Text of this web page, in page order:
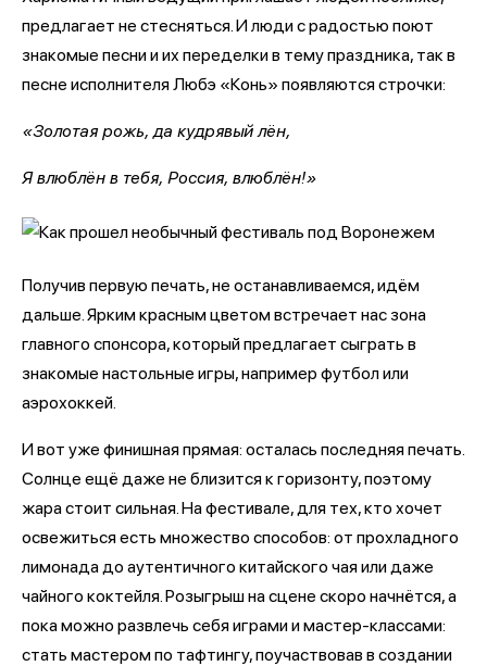
предлагает не стесняться. И люди с радостью поют
знакомые песни и их переделки в тему праздника, так в
песне исполнителя Любэ «Конь» появляются строчки:
«Золотая рожь, да кудрявый лён,
Я влюблён в тебя, Россия, влюблён!»
Получив первую печать, не останавливаемся, идём
дальше. Ярким красным цветом встречает нас зона
главного спонсора, который предлагает сыграть в
знакомые настольные игры, например футбол или
аэрохоккей.
И вот уже финишная прямая: осталась последняя печать.
Солнце ещё даже не близится к горизонту, поэтому
жара стоит сильная. На фестивале, для тех, кто хочет
освежиться есть множество способов: от прохладного
лимонада до аутентичного китайского чая или даже
чайного коктейля. Розыгрыш на сцене скоро начнётся, а
пока можно развлечь себя играми и мастер-классами:
стать мастером по тафтингу, поучаствовав в создании